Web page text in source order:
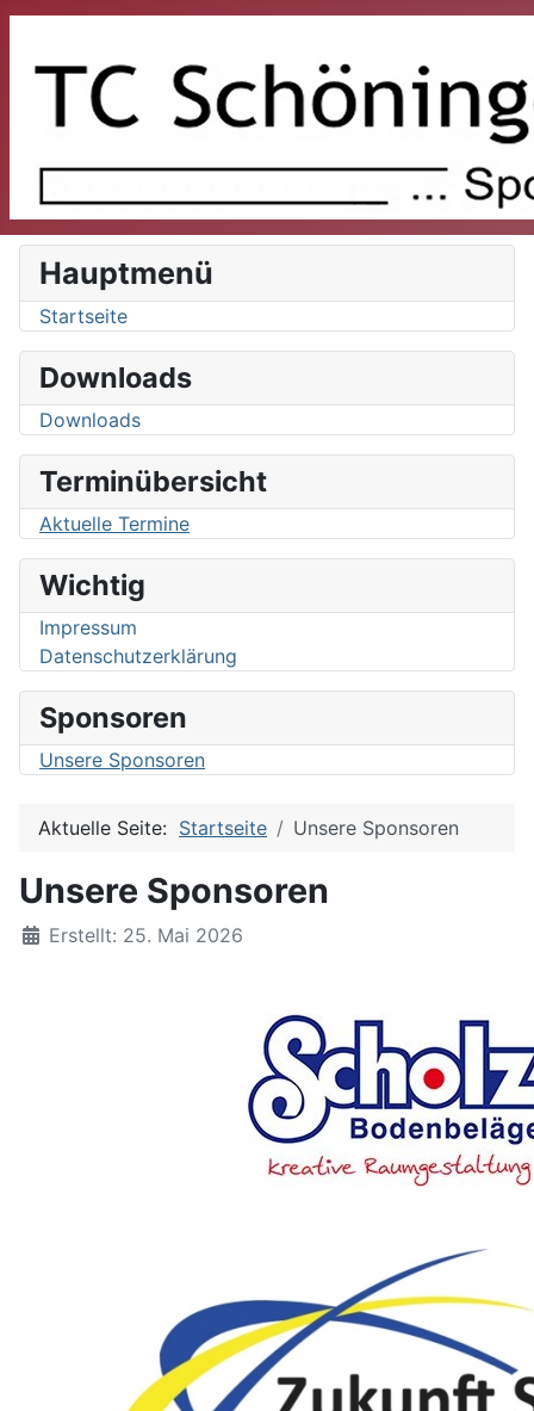
Hauptmenü
Startseite
Downloads
Downloads
Terminübersicht
Aktuelle Termine
Wichtig
Impressum
Datenschutzerklärung
Sponsoren
Unsere Sponsoren
Aktuelle Seite: Startseite Unsere Sponsoren
Unsere Sponsoren
DetailsErstellt: 25. Mai 2026